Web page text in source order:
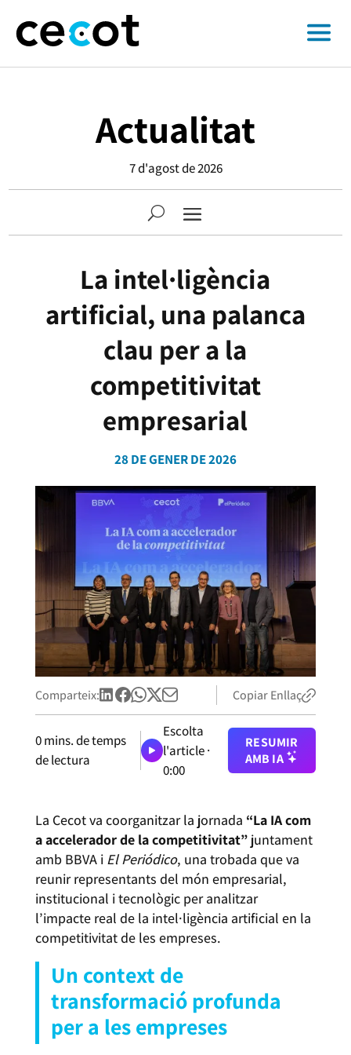
Actualitat
7 d'agost de 2026
La intel·ligència
artificial, una palanca
clau per a la
competitivitat
empresarial
28 DE GENER DE 2026
Comparteix: Copiar Enllaç
0mins. de temps
de lectura
Escolta
l'article ·
0:00
RESUMIR
AMB IA
La Cecot va coorganitzar la jornada “La IA com
a accelerador de la competitivitat”juntament
amb BBVA i El Periódico, una trobada que va
reunir representants del món empresarial,
institucional i tecnològic per analitzar
l’impacte real de la intel·ligència artificial en la
competitivitat de les empreses.
Un context de
transformació profunda
per a les empreses